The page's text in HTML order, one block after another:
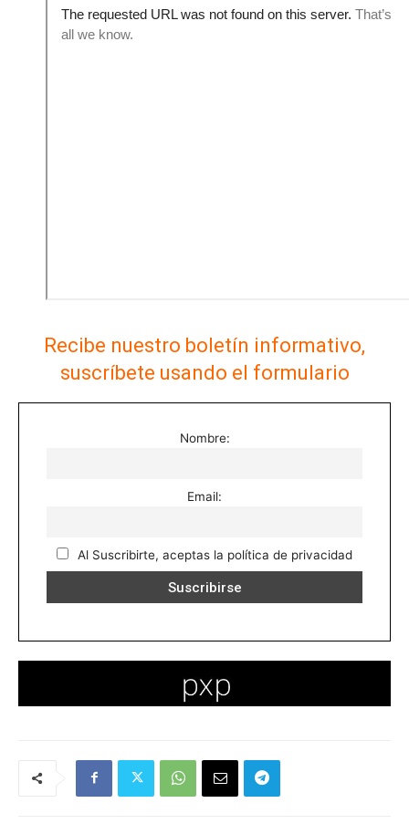
Recibe nuestro boletín informativo,
suscríbete usando el formulario
Nombre:
Email:
Al Suscribirte, aceptas la política de privacidad